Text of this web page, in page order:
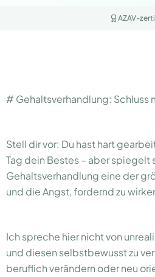
AZAV-
# Gehaltsverhandlung: Schluss
Stell dir vor: Du hast hart
Tag dein Bestes – aber spiegelt
Gehaltsverhandlung eine der
und die Angst, fordernd zu
Ich spreche hier nicht von
und diesen selbstbewusst zu
beruflich verändern oder neu